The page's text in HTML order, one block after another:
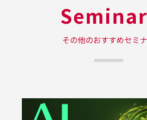
※「J-Stream Equipmedia」の利
は、各利用者さまの責任によるも
ク先ホームページの利用またはそ
る情報などについていかなる推奨
その他のおすすめセミ